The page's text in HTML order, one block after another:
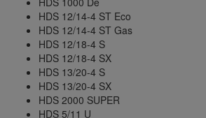
HDS 12/14-4 ST Eco
HDS 12/14-4 ST Gas
HDS 12/18-4 S
HDS 12/18-4 SX
HDS 13/20-4 S
HDS 13/20-4 SX
HDS 2000 SUPER
HDS 5/11 U